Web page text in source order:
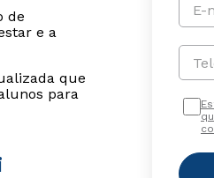
de
e a
que
para
E-